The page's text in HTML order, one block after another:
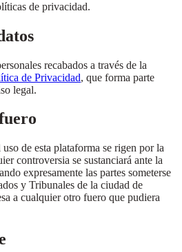
de privacidad.
recabados a través de la
de Privacidad, que forma parte
legal.
de esta plataforma se rigen por la
controversia se sustanciará ante la
expresamente las partes someterse
y Tribunales de la ciudad de
a cualquier otro fuero que pudiera